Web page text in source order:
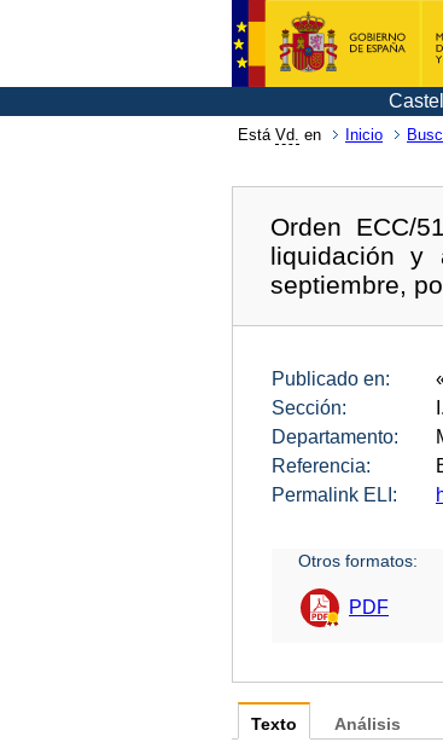
Está Vd. en Inicio
Orden ECC/
liquidación y
septiembre,
Publicado en:
Sección:
Departamento:
Referencia:
Permalink ELI:
Otros formatos:
PDF
Texto Análisis